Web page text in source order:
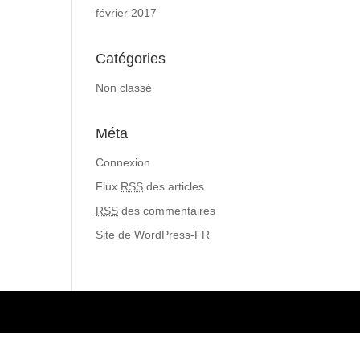
février 2017
Catégories
Non classé
Méta
Connexion
Flux RSS des articles
RSS des commentaires
Site de WordPress-FR